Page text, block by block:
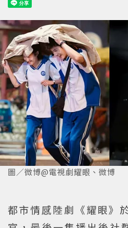
圖／微博@電視劇耀眼、微博
都市情感陸劇《耀眼》